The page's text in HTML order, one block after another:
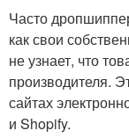
Часто
как свои
не узнает, что
производителя.
сайтах
и Shopify.